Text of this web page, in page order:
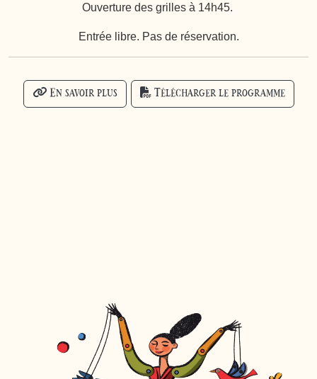
Ouverture des grilles à 14h45.
Entrée libre. Pas de réservation.
En savoir plus Télécharger le programme